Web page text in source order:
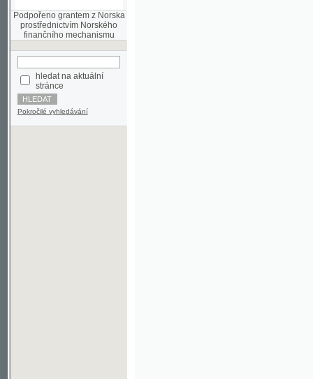
hledat na aktuální
stránce
Pokročilé vyhledávání